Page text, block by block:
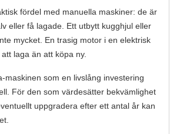
fördel med manuella maskiner: de är
eller få lagade. Ett utbytt kugghjul eller
mycket. En trasig motor i en elektrisk
laga än att köpa ny.
maskinen som en livslång investering
För den som värdesätter bekvämlighet
uppgradera efter ett antal år kan